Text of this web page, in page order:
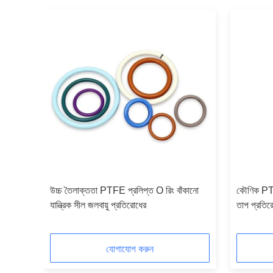
উচ্চ তৈলাক্ততা PTFE প্রলিপ্ত O রিং বাঁকানো
যান্ত্রিক সীল জলবায়ু প্রতিরোধের
যোগাযোগ করুন
কৌণিক
তাপ